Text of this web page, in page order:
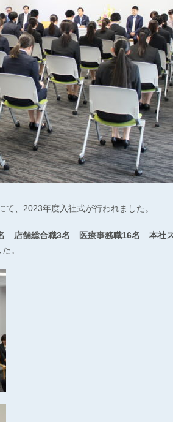
、2023年度入社式が行われました。
店舗総合職3名 医療事務職16名 本社
。